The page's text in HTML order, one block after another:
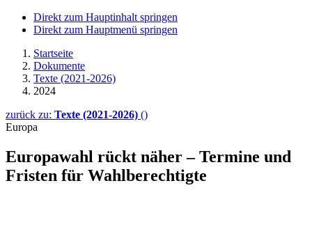
Direkt zum Hauptinhalt springen
Direkt zum Hauptmenü springen
Startseite
Dokumente
Texte (2021-2026)
2024
zurück zu: Texte (2021-2026) ()
Europa
Europawahl rückt näher – Termine und
Fristen für Wahlberechtigte